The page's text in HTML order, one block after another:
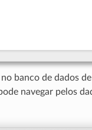
banco de dados
navegar pelos